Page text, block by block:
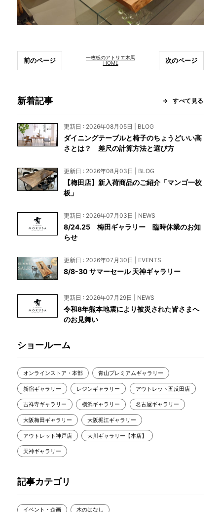
一枚板のアトリエ木馬
HOME
前のページ 次のページ
新着記事 すべて見る
更新日 : 2026年08月05日 | BLOG
ダイニングテーブルと椅子のちょうどいい高
さとは？ 差尺の計算方法と選び方
更新日 : 2026年08月03日 | BLOG
【梅田店】新入荷商品のご紹介「マンゴ一枚
板」
更新日 : 2026年07月03日 | NEWS
8/24.25 梅田ギャラリー 臨時休業のお知
らせ
更新日 : 2026年07月30日 | EVENTS
8/8-30 サマーセール 天神ギャラリー
更新日 : 2026年07月29日 | NEWS
令和8年熊本地震により被災された皆さまへ
のお見舞い
ショールーム
オンラインストア・本部 青山プレミアムギャラリー
新宿ギャラリー レジンギャラリー アウトレット五反田店
吉祥寺ギャラリー 横浜ギャラリー 名古屋ギャラリー
大阪梅田ギャラリー 大阪堀江ギャラリー
アウトレット神戸店 大川ギャラリー【本店】
天神ギャラリー
記事カテゴリ
イベント・企画 木のはなし